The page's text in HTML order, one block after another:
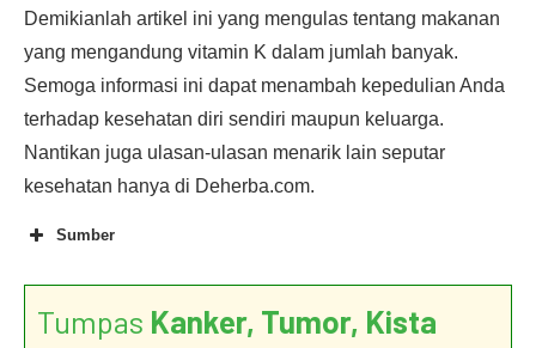
Demikianlah artikel ini yang mengulas tentang makanan
yang mengandung vitamin K dalam jumlah banyak.
Semoga informasi ini dapat menambah kepedulian Anda
terhadap kesehatan diri sendiri maupun keluarga.
Nantikan juga ulasan-ulasan menarik lain seputar
kesehatan hanya di Deherba.com.
Sumber
Tumpas Kanker, Tumor, Kista